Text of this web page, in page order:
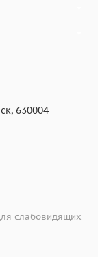
630004
слабовидящих